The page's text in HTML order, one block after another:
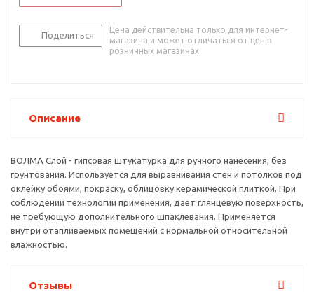
Поделиться
Цена действительна только для интернет-
магазина и может отличаться от цен в
розничных магазинах
Описание
ВОЛМА Слой - гипсовая штукатурка для ручного нанесения, без
грунтования. Используется для выравнивания стен и потолков под
оклейку обоями, покраску, облицовку керамической плиткой. При
соблюдении технологии применения, дает глянцевую поверхность,
не требующую дополнительного шпаклевания. Применяется
внутри отапливаемых помещений с нормальной относительной
влажностью.
Отзывы